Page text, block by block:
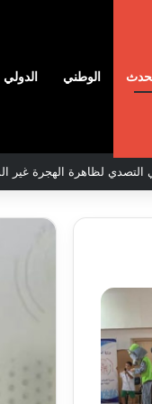
الوطني الدولي
الوطنية المحددة لسنة 2026